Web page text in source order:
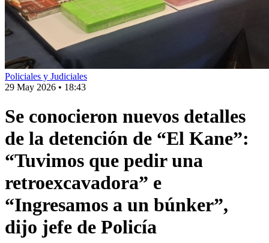
Policiales y Judiciales
29 May 2026 • 18:43
Se conocieron nuevos detalles
de la detención de “El Kane”:
“Tuvimos que pedir una
retroexcavadora” e
“Ingresamos a un búnker”,
dijo jefe de Policía